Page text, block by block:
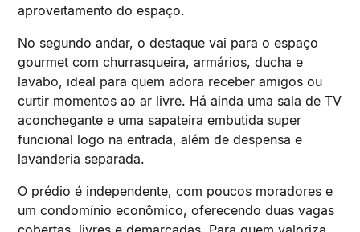
aproveitamento do espaço.
No segundo andar, o destaque vai para o espaço
gourmet com churrasqueira, armários, ducha e
lavabo, ideal para quem adora receber amigos ou
curtir momentos ao ar livre. Há ainda uma sala de TV
aconchegante e uma sapateira embutida super
funcional logo na entrada, além de despensa e
lavanderia separada.
O prédio é independente, com poucos moradores e
um condomínio econômico, oferecendo duas vagas